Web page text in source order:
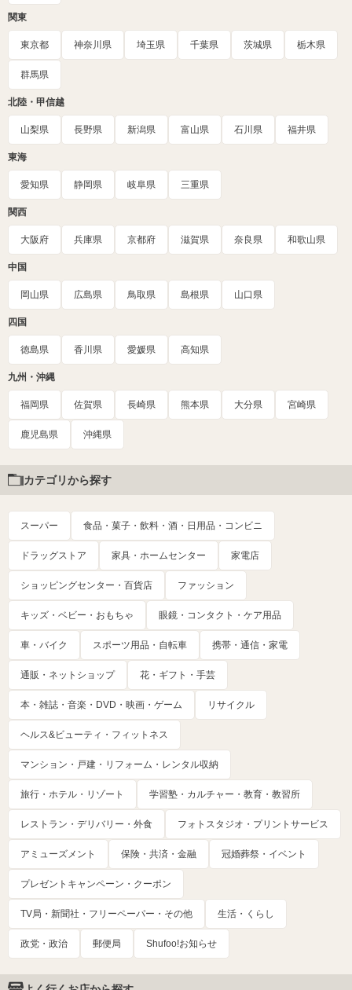
関東
東京都 神奈川県 埼玉県 千葉県 茨城県 栃木県
群馬県
北陸・甲信越
山梨県 長野県 新潟県 富山県 石川県 福井県
東海
愛知県 静岡県 岐阜県 三重県
関西
大阪府 兵庫県 京都府 滋賀県 奈良県 和歌山県
中国
岡山県 広島県 鳥取県 島根県 山口県
四国
徳島県 香川県 愛媛県 高知県
九州・沖縄
福岡県 佐賀県 長崎県 熊本県 大分県 宮崎県
鹿児島県 沖縄県
カテゴリから探す
スーパー 食品・菓子・飲料・酒・日用品・コンビニ
ドラッグストア 家具・ホームセンター 家電店
ショッピングセンター・百貨店 ファッション
キッズ・ベビー・おもちゃ 眼鏡・コンタクト・ケア用品
車・バイク スポーツ用品・自転車 携帯・通信・家電
通販・ネットショップ 花・ギフト・手芸
本・雑誌・音楽・DVD・映画・ゲーム リサイクル
ヘルス&ビューティ・フィットネス
マンション・戸建・リフォーム・レンタル収納
旅行・ホテル・リゾート 学習塾・カルチャー・教育・教習所
レストラン・デリバリー・外食 フォトスタジオ・プリントサービス
アミューズメント 保険・共済・金融 冠婚葬祭・イベント
プレゼントキャンペーン・クーポン
TV局・新聞社・フリーペーパー・その他 生活・くらし
政党・政治 郵便局 Shufoo!お知らせ